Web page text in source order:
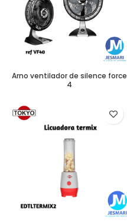
Arno ventilador de silence force
4